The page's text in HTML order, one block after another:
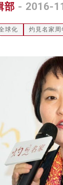
部 - 2016-
球化 灼見名家周